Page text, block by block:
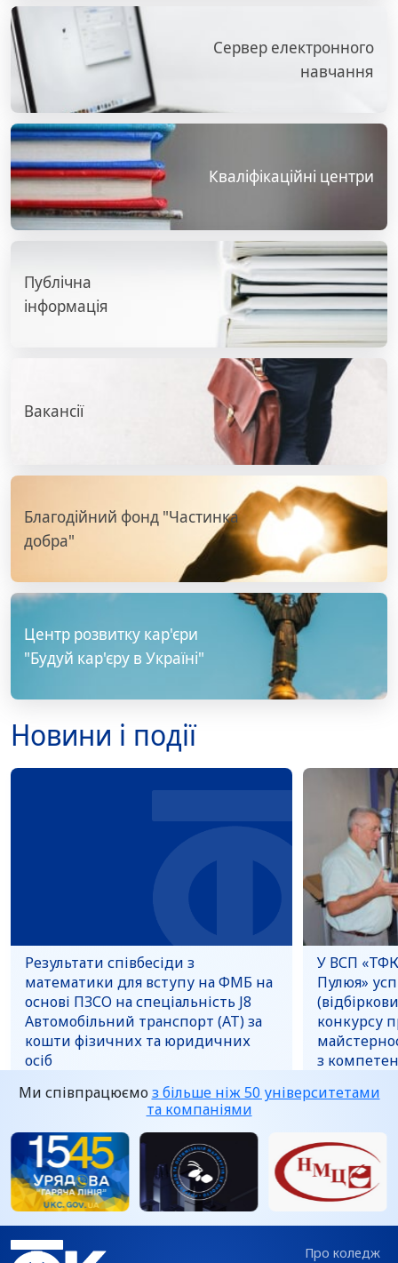
Сервер електронного
навчання
Кваліфікаційні центри
Публічна
інформація
Вакансії
Благодійний фонд "Частинка
добра"
Центр розвитку кар'єри
"Будуй кар'єру в Україні"
Новини і події
Результати співбесіди з
математики для вступу на ФМБ на
основі ПЗСО на спеціальність J8
Автомобільний транспорт (АТ) за
кошти фізичних та юридичних
осіб
05 серпня 2026 Детальніше »
У ВСП «ТФК
Пулюя»
конкурсу
з
Ми співпрацюємоз більше ніж 50 університетами
та компаніями
Про коледж